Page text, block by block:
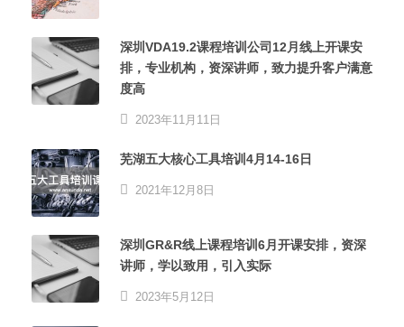
深圳VDA19.2课程培训公司12月线上开课安
排，专业机构，资深讲师，致力提升客户满意
度高
2023年11月11日
芜湖五大核心工具培训4月14-16日
2021年12月8日
深圳GR&R线上课程培训6月开课安排，资深
讲师，学以致用，引入实际
2023年5月12日